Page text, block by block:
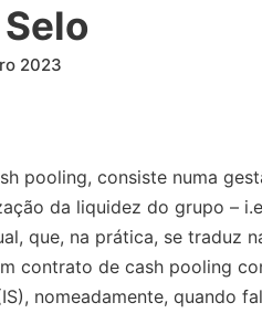
2023
pooling, consiste numa
da liquidez do grupo –
que, na prática, se traduz
de cash pooling
nomeadamente, quando